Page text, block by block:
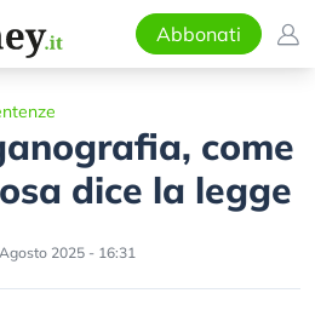
Abbonati
come
dice la legge
2025 - 16:31